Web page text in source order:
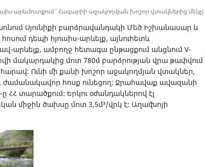
արևմուտքում` Հագարիի աջակողմյան խոշոր վտակներից մեկը:
Սյունիքի բարձրավանդակի Մեծ Իշխանասար և
դեպի հյուսիս-արևելք, այնուհետև
արևելք, ամբողջ հետագա ընթացքում անցնում V-
մակարդակից մոտ 780մ բարձրության վրա թափվում
Ունի մի քանի խոշոր աջակողմյան վտակներ,
ժամանակավոր հոսք ունեցող: Ջրահավաք ավազանի
ՀՀ տարածքում: Երկու օժանդակներով էլ
միջին ծախսը մոտ 3,5մ³/վրկ է: Աղավնոյի